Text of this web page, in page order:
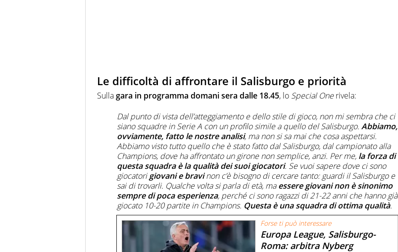
Le difficoltà di affrontare il Salisburgo e priorità
Sullagara in programma domani sera dalle 18.45, lo Special Onerivela:
Dal punto di vista dell’atteggiamento e dello stile di gioco, non mi sembra che ci
siano squadre in Serie A con un profilo simile a quello del Salisburgo. Abbiamo,
ovviamente, fatto le nostre analisi, ma non si sa mai che cosa aspettarsi.
Abbiamo visto tutto quello che è stato fatto dal Salisburgo, dal campionato alla
Champions, dove ha affrontato un girone non semplice, anzi. Per me, la forza di
questa squadra è la qualità dei suoi giocatori. Se vuoi sapere dove ci sono
giocatorigiovani e bravinon c’è bisogno di cercare tanto: guardi il Salisburgo e
sai di trovarli. Qualche volta si parla di età, maessere giovani non è sinonimo
sempre di poca esperienza, perché ci sono ragazzi di 21-22 anni che hanno già
giocato 10-20 partite in Champions. Questa è una squadra di ottima qualità.
Forse ti può interessare
Europa League, Salisburgo-
Roma: arbitra Nyberg